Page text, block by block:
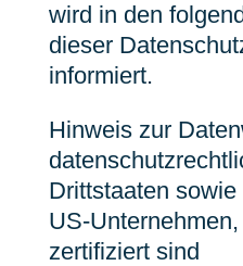
wird in den
dieser
informiert.
Hinweis zur
Drittstaaten
US-
zertifiziert sind